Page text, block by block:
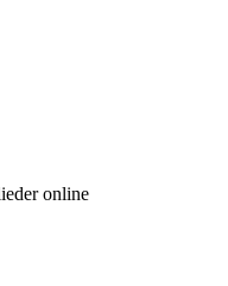
online